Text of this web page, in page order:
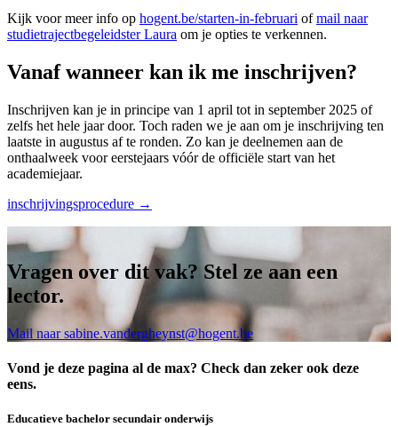
Kijk voor meer info op hogent.be/starten-in-februari ofmail naar
studietrajectbegeleidster Laura om je opties te verkennen.
Vanaf wanneer kan ik me inschrijven?
Inschrijven kan je in principe van 1 april tot in september 2025 of
zelfs het hele jaar door. Toch raden we je aan om je inschrijving ten
laatste in augustus af te ronden. Zo kan je deelnemen aan de
onthaalweek voor eerstejaars vóór de officiële start van het
academiejaar.
inschrijvingsprocedure →
Vragen over dit vak? Stel ze aan een
lector.
Mail naar sabine.vandergheynst@hogent.be
Vond je deze pagina al de max? Check dan zeker ook deze
eens.
Educatieve bachelor secundair onderwijs